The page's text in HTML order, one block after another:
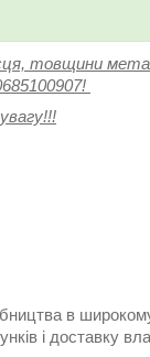
товщини
в широкому
і доставку